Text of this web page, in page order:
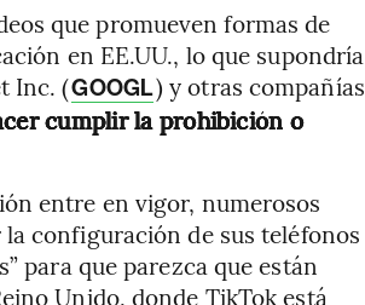
que promueven formas de
en EE.UU., lo que supondría
Inc. (GOOGL) y otras compañías
cumplir la prohibición o
entre en vigor, numerosos
configuración de sus teléfonos
para que parezca que están
Unido, donde TikTok está